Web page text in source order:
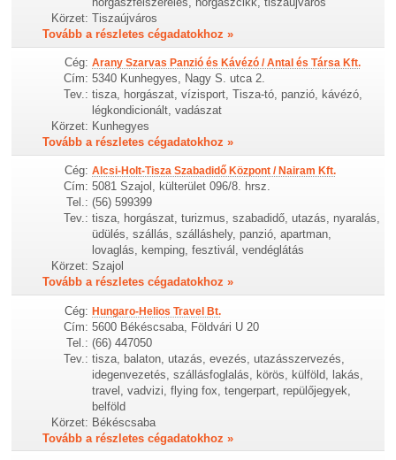
Körzet: Tiszaújváros
Tovább a részletes cégadatokhoz »
Cég: Arany Szarvas Panzió és Kávézó / Antal és Társa Kft.
Cím: 5340 Kunhegyes, Nagy S. utca 2.
Tev.: tisza, horgászat, vízisport, Tisza-tó, panzió, kávézó,
légkondicionált, vadászat
Körzet: Kunhegyes
Tovább a részletes cégadatokhoz »
Cég: Alcsi-Holt-Tisza Szabadidő Központ / Nairam Kft.
Cím: 5081 Szajol, külterület 096/8. hrsz.
Tel.: (56) 599399
Tev.: tisza, horgászat, turizmus, szabadidő, utazás, nyaralás,
üdülés, szállás, szálláshely, panzió, apartman,
lovaglás, kemping, fesztivál, vendéglátás
Körzet: Szajol
Tovább a részletes cégadatokhoz »
Cég: Hungaro-Helios Travel Bt.
Cím: 5600 Békéscsaba, Földvári U 20
Tel.: (66) 447050
Tev.: tisza, balaton, utazás, evezés, utazásszervezés,
idegenvezetés, szállásfoglalás, körös, külföld, lakás,
travel, vadvizi, flying fox, tengerpart, repülőjegyek,
belföld
Körzet: Békéscsaba
Tovább a részletes cégadatokhoz »